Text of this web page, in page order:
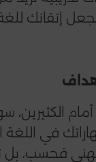
يجعل إتقانك
الكثيرين،
في اللغة
فحسب،